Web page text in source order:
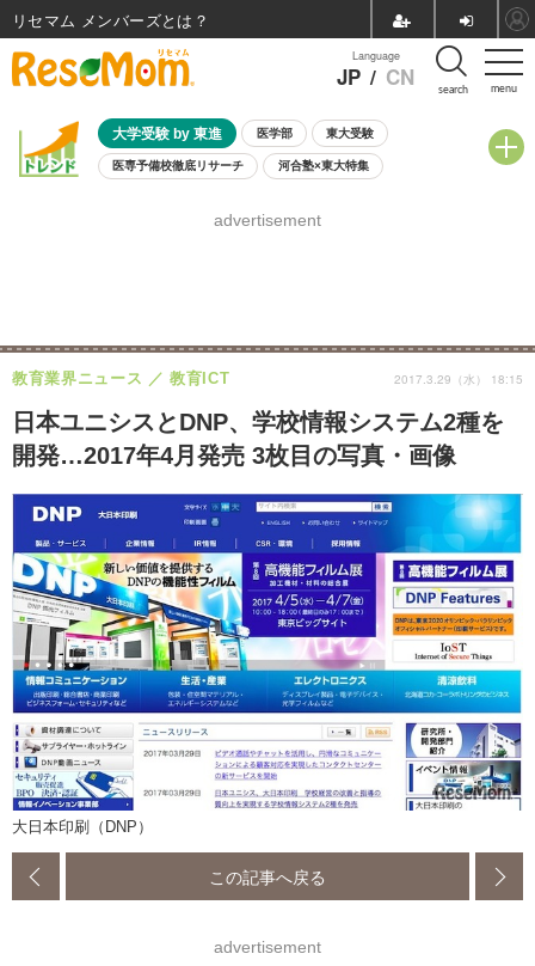
menu
Language
JP / CN search
大学受験 by 東進 医学部 東大受験
医専予備校徹底リサーチ 河合塾×東大特集
8月開催学校説明会・相談会
advertisement
日本ユニシスとDNP、学校情報システム2種を
開発…2017年4月発売 3枚目の写真・画像
教育業界ニュース 教育ICT 2017.3.29（水） 18:15
大日本印刷（DNP）
この記事へ戻る
advertisement
リセマム メンバーズ